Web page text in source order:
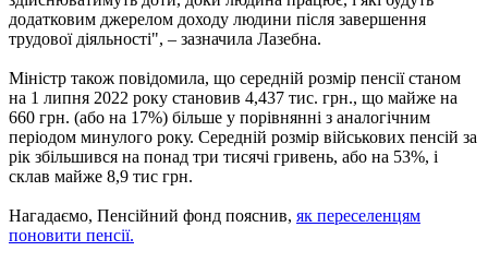
додатковим джерелом доходу людини після завершення
трудової діяльності", – зазначила Лазебна.
Міністр також повідомила, що середній розмір пенсії станом
на 1 липня 2022 року становив 4,437 тис. грн., що майже на
660 грн. (або на 17%) більше у порівнянні з аналогічним
періодом минулого року. Середній розмір військових пенсій за
рік збільшився на понад три тисячі гривень, або на 53%, і
склав майже 8,9 тис грн.
Нагадаємо, Пенсійний фонд пояснив, як переселенцям
поновити пенсії.